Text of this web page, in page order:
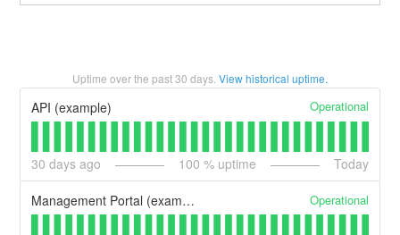
Uptime over the past30 days. View historical uptime.
API (example) Operational
30 days ago 100 % uptime Today
Management Portal (example) Operational